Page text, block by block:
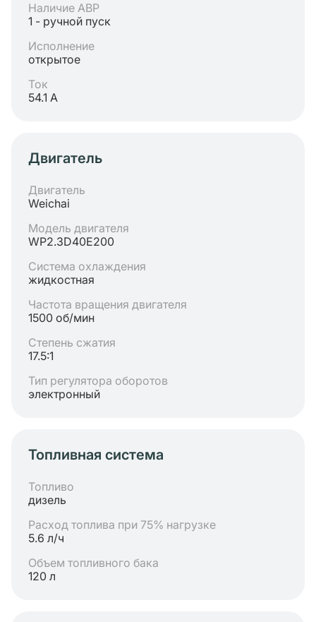
Наличие АВР
1 - ручной пуск
Исполнение
открытое
Ток
54.1 А
Двигатель
Двигатель
Weichai
Модель двигателя
WP2.3D40E200
Система охлаждения
жидкостная
Частота вращения двигателя
1500 об/мин
Степень сжатия
17.5:1
Тип регулятора оборотов
электронный
Топливная система
Топливо
дизель
Расход топлива при 75% нагрузке
5.6 л/ч
Объем топливного бака
120 л